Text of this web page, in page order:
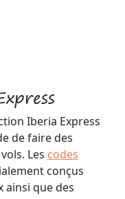
Iberia Express
de faire des
Les codes
conçus
que des